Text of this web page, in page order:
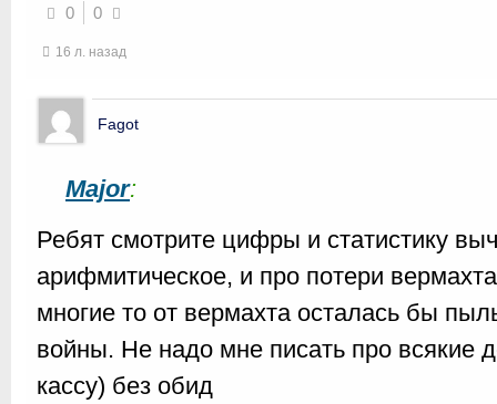
0 0
16 л. назад
Fagot
Major:
Ребят смотрите цифры и статистику
арифмитическое, и про потери
многие то от вермахта осталась бы
войны. Не надо мне писать про всякие
кассу) без обид